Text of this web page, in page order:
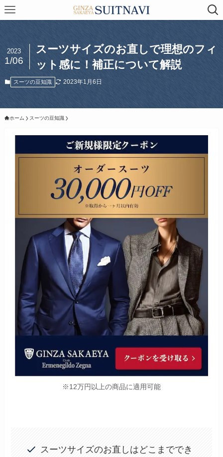
スーツサイズのお直しで理想のフィ
ット感に！補正について解説
2023
1/06
スーツの豆知識 2023年1月6日
ホーム スーツの豆知識
※12万円以上の商品に適用可能
スーツサイズのお直しはどこまででき